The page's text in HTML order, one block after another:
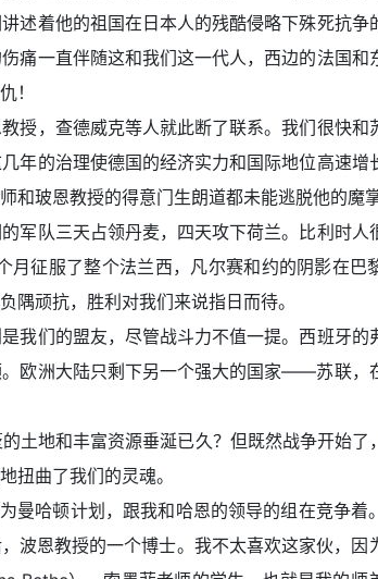
述着他的祖国在日本人的残酷侵略下殊死抗争
痛一直伴随这和我们这一代人，西边的法国和
！
，查德威克等人就此断了联系。我们很快和
年的治理使德国的经济实力和国际地位高速增
玻恩教授的得意门生朗道都未能逃脱他的魔掌
队三天占领丹麦，四天攻下荷兰。比利时人
征服了整个法兰西，凡尔赛和约的阴影在巴
顽抗，胜利对我们来说指日而待。
们的盟友，尽管战斗力不值一提。西班牙的
欧洲大陆只剩下另一个强大的国家——苏联，
地和丰富资源垂涎已久？但既然战争开始了
扭曲了我们的灵魂。
哈顿计划，跟我和哈恩的领导的组在竞争着
波恩教授的一个博士。我不太喜欢这家伙，因